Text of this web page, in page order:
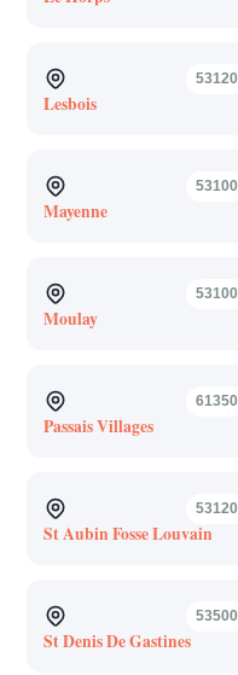
53120
Lesbois
53100
Mayenne
53100
Moulay
61350
Passais Villages
53120
St Aubin Fosse Louvain
53500
St Denis De Gastines